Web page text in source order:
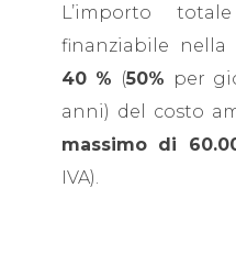
L’importo
finanziabile nella
40 % (50% per
anni) del costo
massimo di
IVA).